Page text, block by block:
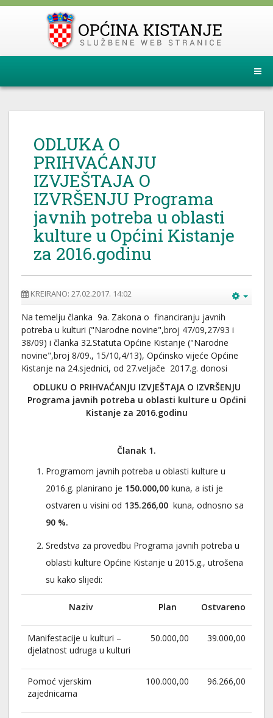
ODLUKA O
PRIHVAĆANJU
IZVJEŠTAJA O
IZVRŠENJU Programa
javnih potreba u oblasti
kulture u Općini Kistanje
za 2016.godinu
KREIRANO: 27.02.2017. 14:02
Na temelju članka 9a. Zakona o financiranju javnih
potreba u kulturi ("Narodne novine",broj 47/09,27/93 i
38/09) i članka 32.Statuta Općine Kistanje ("Narodne
novine",broj 8/09., 15/10,4/13), Općinsko vijeće Općine
Kistanje na 24.sjednici, od 27.veljače 2017.g. donosi
ODLUKU O PRIHVAĆANJU IZVJEŠTAJA O IZVRŠENJU
Programa javnih potreba u oblasti kulture u Općini
Kistanje za 2016.godinu
Članak 1.
Programom javnih potreba u oblasti kulture u
2016.g. planirano je 150.000,00 kuna, a isti je
ostvaren u visini od 135.266,00 kuna, odnosno sa
90 %.
Sredstva za provedbu Programa javnih potreba u
oblasti kulture Općine Kistanje u 2015.g., utrošena
su kako slijedi:
Naziv Plan Ostvareno
Manifestacije u kulturi –
djelatnost udruga u kulturi
50.000,00 39.000,00
Pomoć vjerskim
zajednicama
100.000,00 96.266,00